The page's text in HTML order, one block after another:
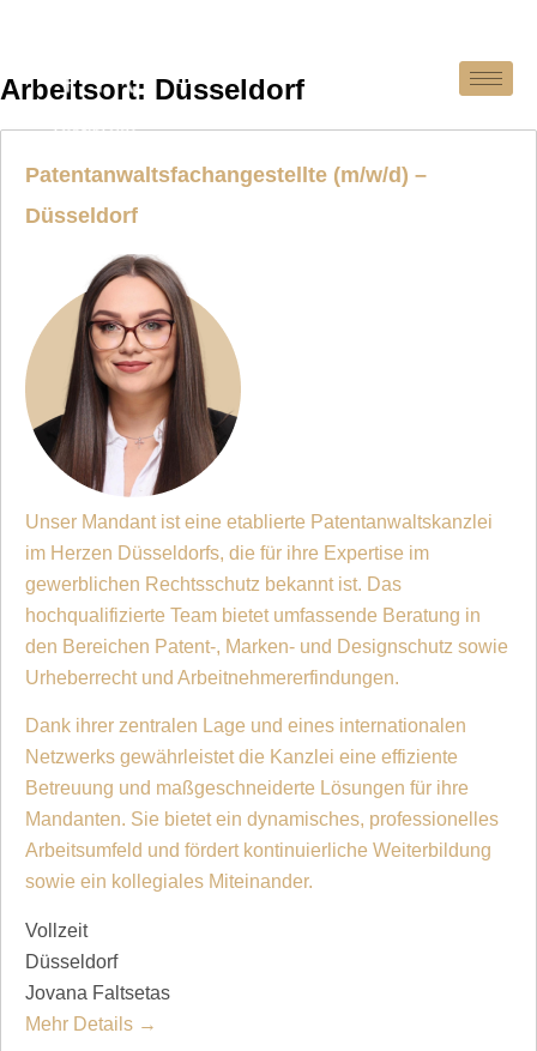
Arbeitsort: Düsseldorf
Patentanwaltsfachangestellte (m/w/d) –
Düsseldorf
Unser Mandant ist eine etablierte Patentanwaltskanzlei
im Herzen Düsseldorfs, die für ihre Expertise im
gewerblichen Rechtsschutz bekannt ist. Das
hochqualifizierte Team bietet umfassende Beratung in
den Bereichen Patent-, Marken- und Designschutz sowie
Urheberrecht und Arbeitnehmererfindungen.
Dank ihrer zentralen Lage und eines internationalen
Netzwerks gewährleistet die Kanzlei eine effiziente
Betreuung und maßgeschneiderte Lösungen für ihre
Mandanten. Sie bietet ein dynamisches, professionelles
Arbeitsumfeld und fördert kontinuierliche Weiterbildung
sowie ein kollegiales Miteinander.
Vollzeit
Düsseldorf
Jovana Faltsetas
Mehr Details